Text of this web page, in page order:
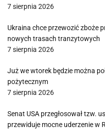
7 sierpnia 2026
Ukraina chce przewozić zboże
nowych trasach tranzytowych
7 sierpnia 2026
Już we wtorek będzie można
pożytecznym
7 sierpnia 2026
Senat USA przegłosował tzw.
przewiduje mocne uderzenie w